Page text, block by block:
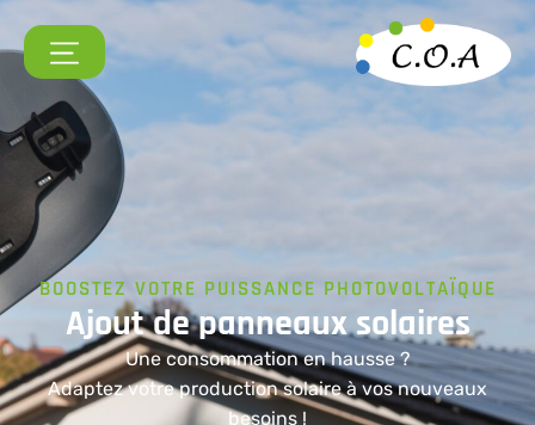
BOOSTEZ VOTRE PUISSANCE PHOTOVOLTAÏQUE
Ajoutdepanneauxsolaires
Une consommation en hausse ?
Adaptez votre production solaire à vos nouveaux
besoins !